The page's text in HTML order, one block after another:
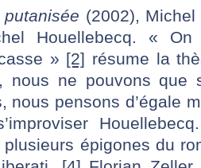
(2002), Michel
Houellebecq. « On
» [2] résume la
nous ne pouvons que
nous pensons d’égale
épigones du